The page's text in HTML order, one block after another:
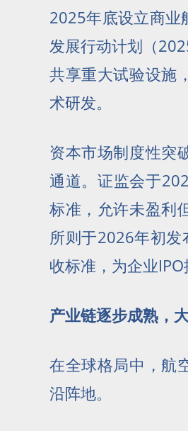
2025年底设立商业
发展行动计划（
共享重大试验设施
术研发。
资本市场制度性突
通道。证监会于
标准，允许未盈利
所则于2026年初发
收标准，为企业IPO
产业链逐步成熟，
在全球格局中，航
沿阵地。